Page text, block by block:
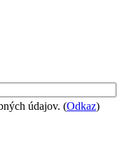
údajov. (Odkaz)